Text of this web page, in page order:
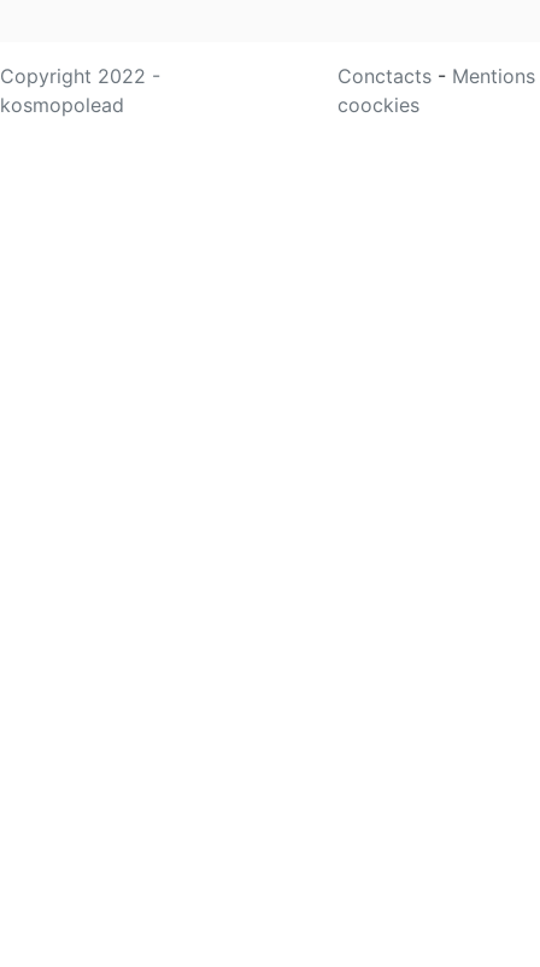
Copyright 2022 -
kosmopolead
Conctacts -
coockies